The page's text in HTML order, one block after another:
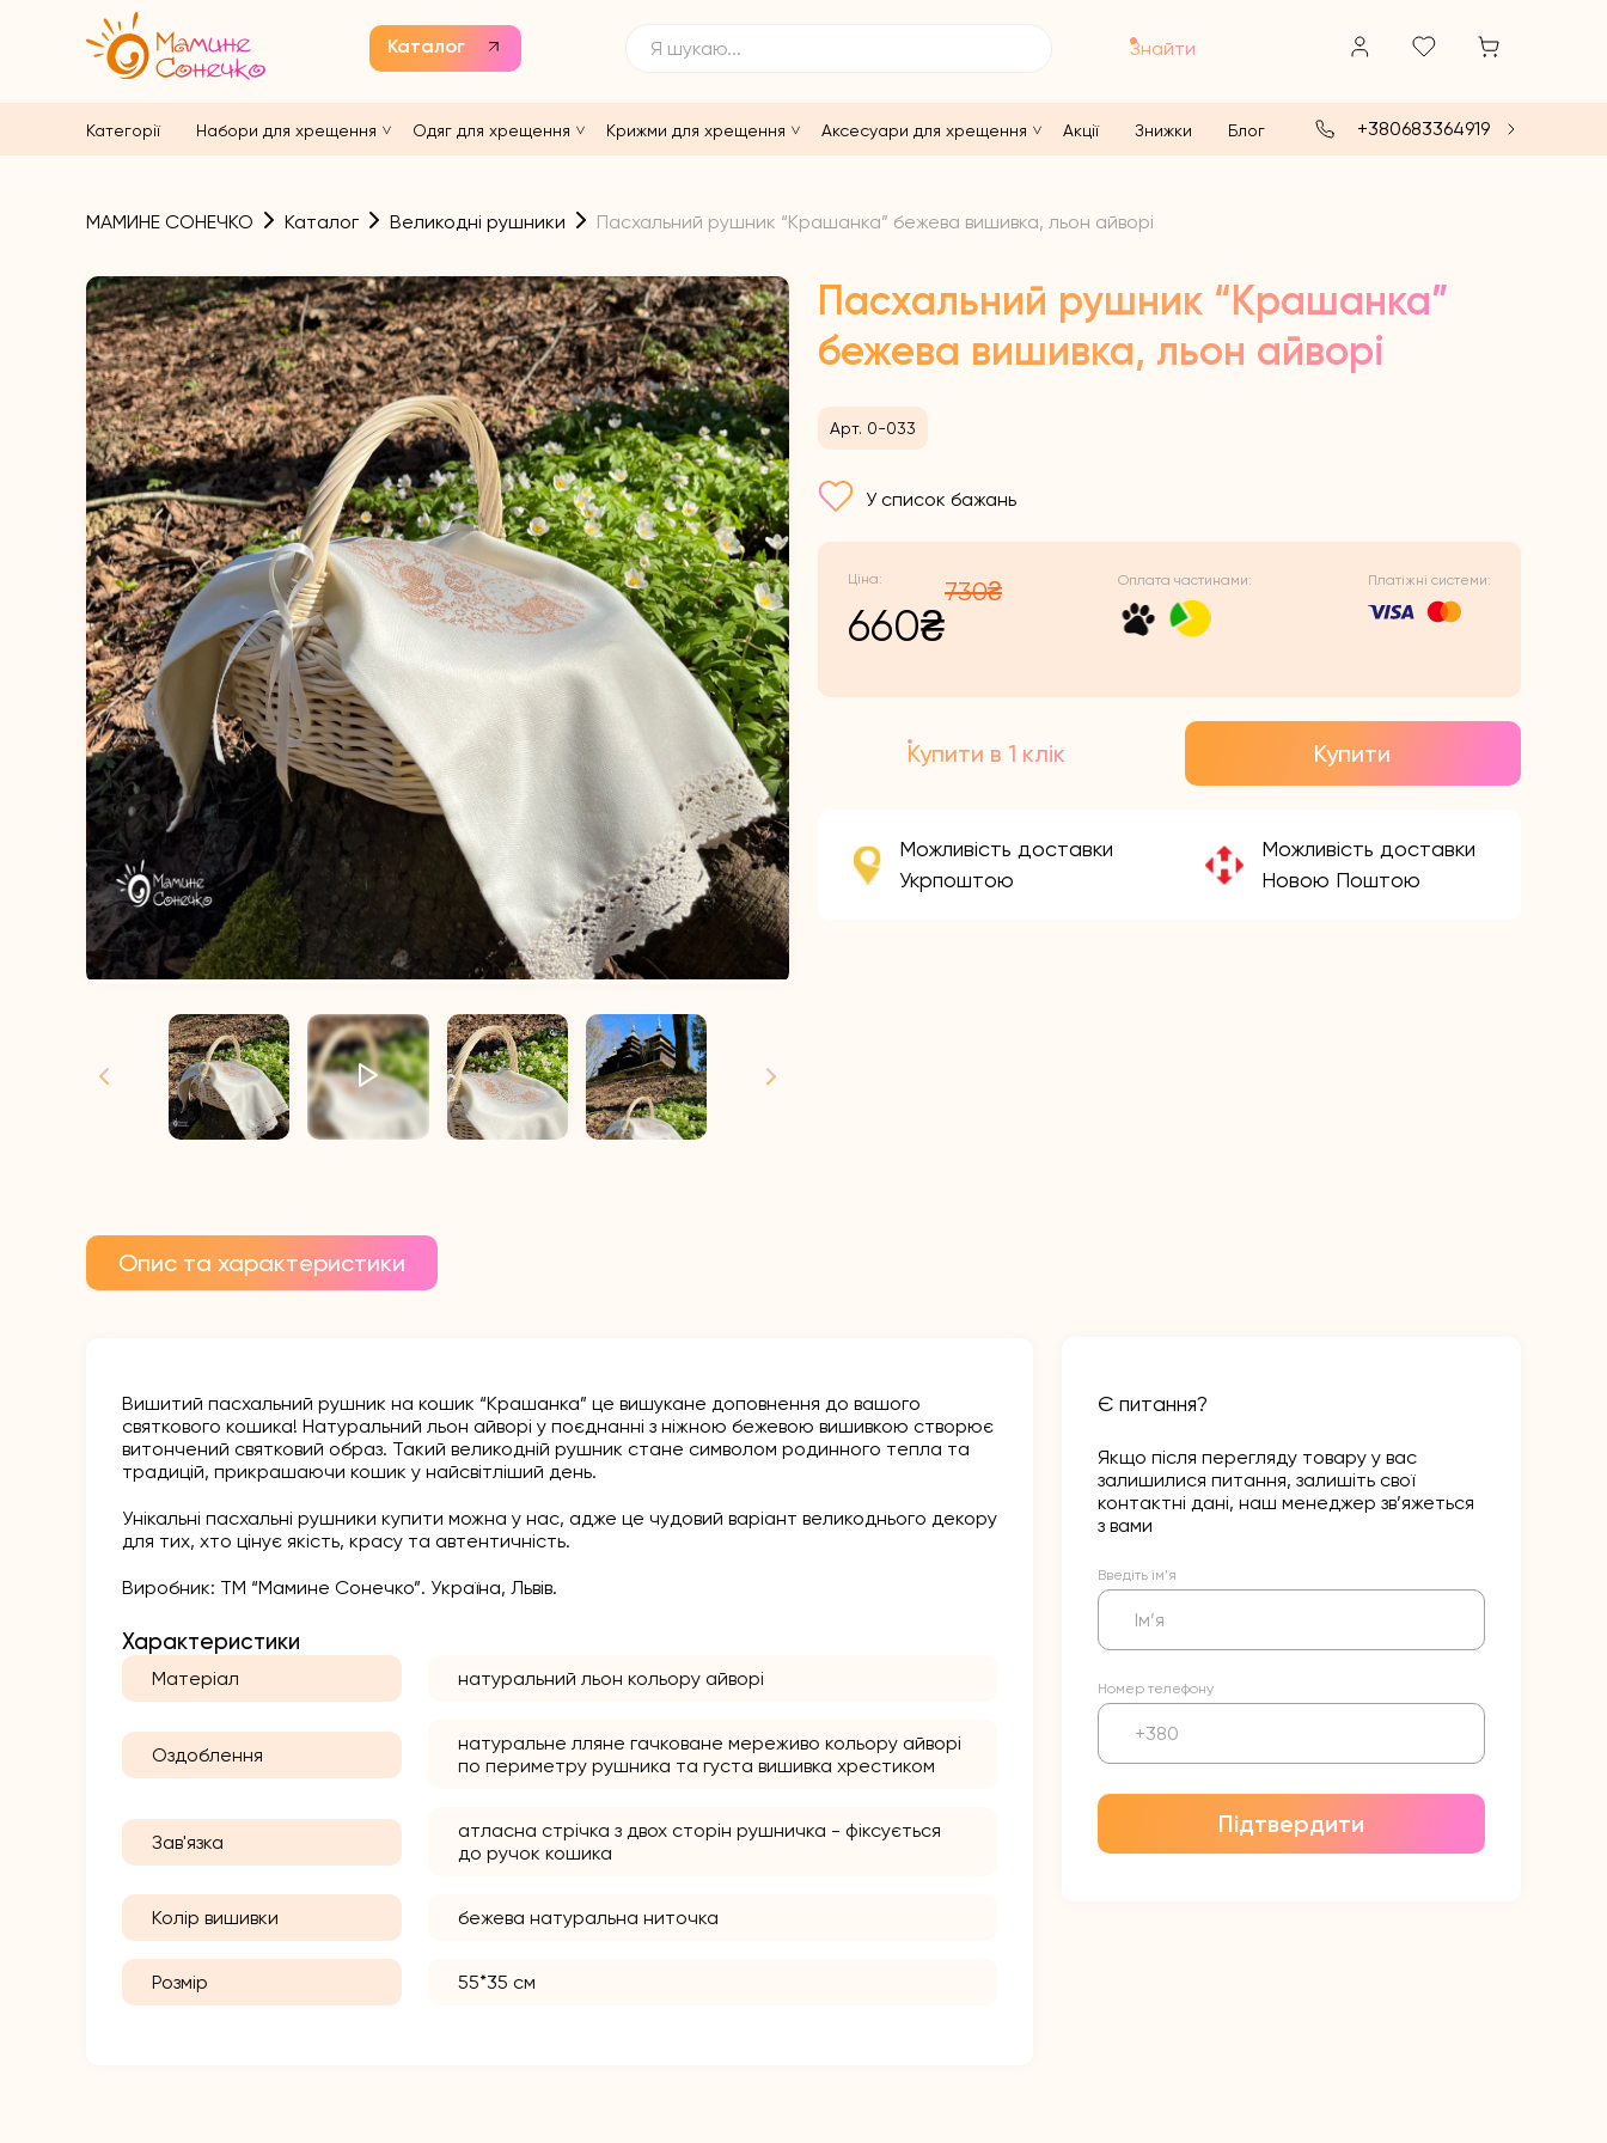
Каталог Знайти
Категорії Набори для хрещення Одяг для хрещення Крижми для хрещення Аксесуари для хрещення Акції Знижки Блог +380683364919
МАМИНЕ СОНЕЧКО Каталог Великодні рушники Пасхальний рушник “Крашанка” бежева вишивка, льон айворі
Пасхальний рушник “Крашанка”
бежева вишивка, льон айворі
Арт. 0-033
У список бажань
730₴
Оригінальна
ціна:
730₴.
660₴
Поточна
ціна:
660₴.
Оплата частинами: Платіжні системи:
Купити в 1 клік Купити
Можливість доставки
Укрпоштою
Можливість доставки
Новою Поштою
Опис та характеристики
Вишитий пасхальний рушник на кошик “Крашанка” це вишукане доповнення до вашого
святкового кошика! Натуральний льон айворі у поєднанні з ніжною бежевою вишивкою створює
витончений святковий образ. Такий великодній рушник стане символом родинного тепла та
традицій, прикрашаючи кошик у найсвітліший день.
Унікальні пасхальні рушники купити можна у нас, адже це чудовий варіант великоднього декору
для тих, хто цінує якість, красу та автентичність.
Виробник: ТМ “Мамине Сонечко”. Україна, Львів.
Характеристики
Матеріал натуральний льон кольору айворі
Оздоблення
натуральне лляне гачковане мереживо кольору айворі
по периметру рушника та густа вишивка хрестиком
Зав'язка
атласна стрічка з двох сторін рушничка - фіксується
до ручок кошика
Колір вишивки бежева натуральна ниточка
Розмір 55*35 см
Є питання?
Якщо після перегляду товару у вас
залишилися питання, залишіть свої
контактні дані, наш менеджер зв’яжеться
з вами
Введіть ім’я
Номер телефону
Підтвердити